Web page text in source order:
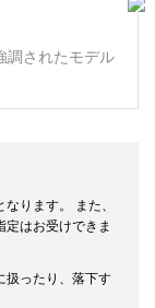
調されたモデル
ります。 また、
はお受けできま
扱ったり、落下す